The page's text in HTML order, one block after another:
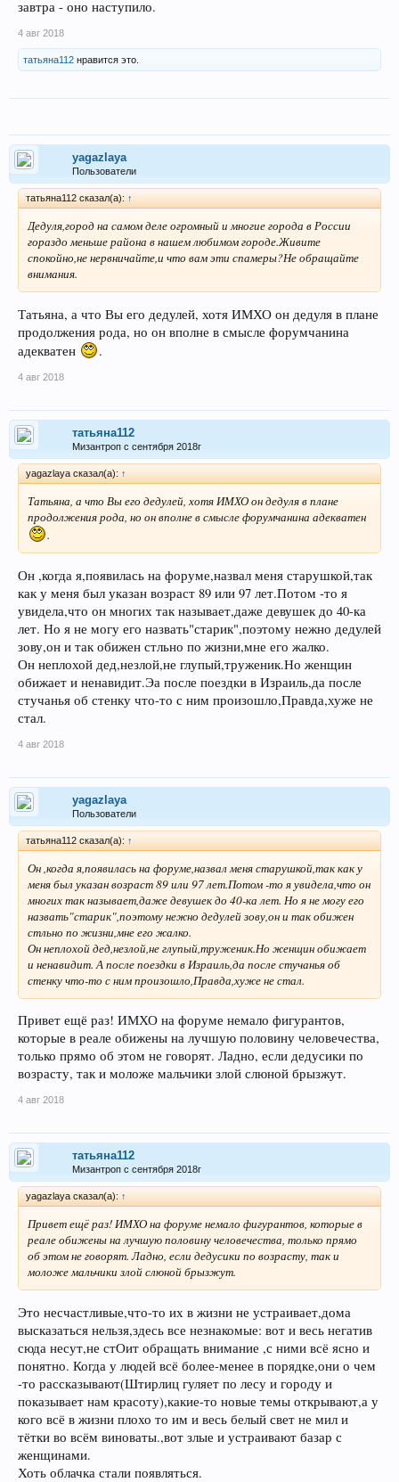
завтра - оно наступило.
4 авг 2018
татьяна112 нравится это.
yagazlaya
Пользователи
татьяна112 сказал(а): ↑
Дедуля,город на самом деле огромный и многие города в России
гораздо меньше района в нашем любимом городе.Живите
спокойно,не нервничайте,и что вам эти спамеры?Не обращайте
внимания.
Татьяна, а что Вы его дедулей, хотя ИМХО он дедуля в плане
продолжения рода, но он вполне в смысле форумчанина
адекватен
.
4 авг 2018
татьяна112
Мизантроп с сентября 2018г
yagazlaya сказал(а): ↑
Татьяна, а что Вы его дедулей, хотя ИМХО он дедуля в плане
продолжения рода, но он вполне в смысле форумчанина адекватен
.
Он ,когда я,появилась на форуме,назвал меня старушкой,так
как у меня был указан возраст 89 или 97 лет.Потом -то я
увидела,что он многих так называет,даже девушек до 40-ка
лет. Но я не могу его назвать"старик",поэтому нежно дедулей
зову,он и так обижен стльно по жизни,мне его жалко.
Он неплохой дед,незлой,не глупый,труженик.Но женщин
обижает и ненавидит.Эа после поездки в Израиль,да после
стучанья об стенку что-то с ним произошло,Правда,хуже не
стал.
4 авг 2018
yagazlaya
Пользователи
татьяна112 сказал(а): ↑
Он ,когда я,появилась на форуме,назвал меня старушкой,так как у
меня был указан возраст 89 или 97 лет.Потом -то я увидела,что он
многих так называет,даже девушек до 40-ка лет. Но я не могу его
назвать"старик",поэтому нежно дедулей зову,он и так обижен
стльно по жизни,мне его жалко.
Он неплохой дед,незлой,не глупый,труженик.Но женщин обижает
и ненавидит. А после поездки в Израиль,да после стучанья об
стенку что-то с ним произошло,Правда,хуже не стал.
Привет ещё раз! ИМХО на форуме немало фигурантов,
которые в реале обижены на лучшую половину человечества,
только прямо об этом не говорят. Ладно, если дедусики по
возрасту, так и моложе мальчики злой слюной брызжут.
4 авг 2018
татьяна112
Мизантроп с сентября 2018г
yagazlaya сказал(а): ↑
Привет ещё раз! ИМХО на форуме немало фигурантов, которые в
реале обижены на лучшую половину человечества, только прямо
об этом не говорят. Ладно, если дедусики по возрасту, так и
моложе мальчики злой слюной брызжут.
Это несчастливые,что-то их в жизни не устраивает,дома
высказаться нельзя,здесь все незнакомые: вот и весь негатив
сюда несут,не стОит обращать внимание ,с ними всё ясно и
понятно. Когда у людей всё более-менее в порядке,они о чем
-то рассказывают(Штирлиц гуляет по лесу и городу и
показывает нам красоту),какие-то новые темы открывают,а у
кого всё в жизни плохо то им и весь белый свет не мил и
тётки во всём виноваты.,вот злые и устраивают базар с
женщинами.
Хоть облачка стали появляться.